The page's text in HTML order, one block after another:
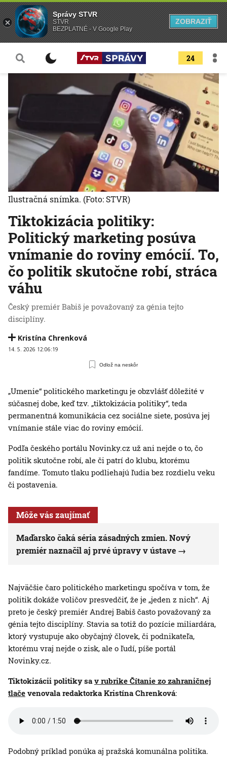
24
Tiktokizácia politiky:
Politický marketing posúva
vnímanie do roviny emócií. To,
čo politik skutočne robí, stráca
váhu
Český premiér Babiš je považovaný za génia tejto
disciplíny.
Kristína Chrenková
14. 5. 2026 12:06:19
Odlož na neskôr
Ilustračná snímka. (Foto: STVR)
„Umenie“ politického marketingu je obzvlášť dôležité v
súčasnej dobe, keď tzv. „tiktokizácia politiky“, teda
permanentná komunikácia cez sociálne siete, posúva jej
vnímanie stále viac do roviny emócií.
Podľa českého portálu Novinky.cz už ani nejde o to, čo
politik skutočne robí, ale či patrí do klubu, ktorému
fandíme. Tomuto tlaku podliehajú ľudia bez rozdielu veku
či postavenia.
Môže vás zaujímať
Maďarsko čaká séria zásadných zmien. Nový
premiér naznačil aj prvé úpravy v ústave
Najväčšie čaro politického marketingu spočíva v tom, že
politik dokáže voličov presvedčiť, že je „jeden z nich“. Aj
preto je český premiér Andrej Babiš často považovaný za
génia tejto disciplíny. Stavia sa totiž do pozície miliardára,
ktorý vystupuje ako obyčajný človek, či podnikateľa,
ktorému vraj nejde o zisk, ale o ľudí, píše portál
Novinky.cz.
Tiktokizácii politiky sav rubrike Čítanie zo zahraničnej
tlače venovala redaktorka Kristína Chrenková:
Podobný príklad ponúka aj pražská komunálna politika.
Správy STVR
STVR
BEZPLATNÉ - V Google Play
ZOBRAZIŤ